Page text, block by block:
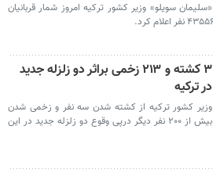
«سلیمان سویلو» وزیر کشور ترکیه امروز شمار قربانیان
۳ کشته و ۲۱۳ زخمی براثر دو زلزله جدید
در ترکیه
وزیر کشور ترکیه از کشته شدن سه نفر و زخمی شدن
بیش از ۲۰۰ نفر دیگر درپی وقوع دو زلزله جدید در این